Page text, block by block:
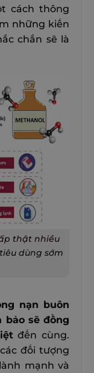
cách thông
những kiến
chắn sẽ là
thật nhiều
dùng sớm
nạn buôn
bảo sẽ đồng
đến cùng.
đối tượng
mạnh và